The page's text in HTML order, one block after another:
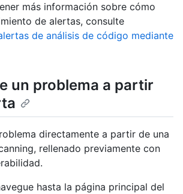
más información sobre cómo
de alertas, consulte
de análisis de código mediante
un problema a partir
directamente a partir de una
rellenado previamente con
hasta la página principal del